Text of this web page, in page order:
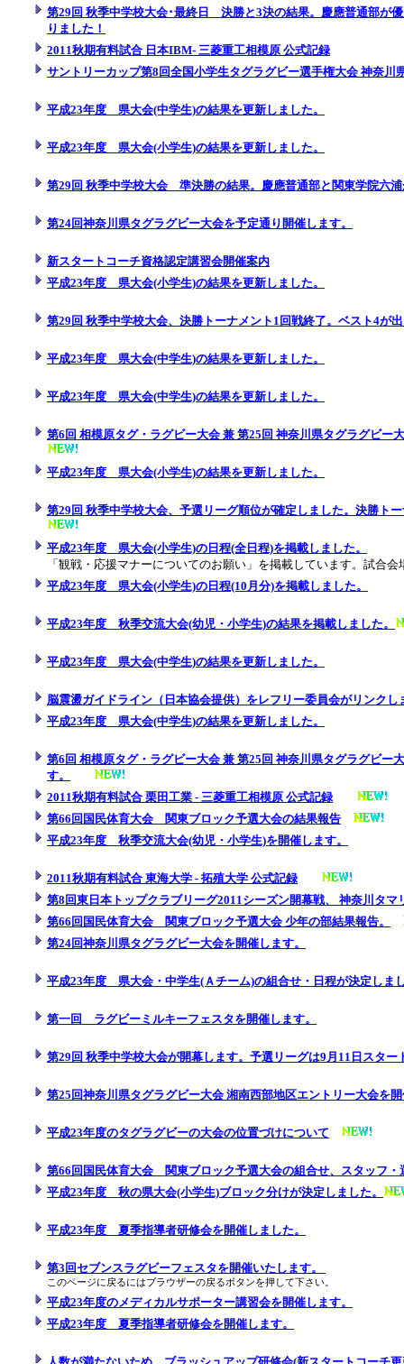
第29回 秋季中学校大会･最終日 決勝と3決の結果。慶應普通部が
りました！
2011秋期有料試合 日本IBM- 三菱重工相模原 公式記録
サントリーカップ第8回全国小学生タグラグビー選手権大会 神奈川
平成23年度 県大会(中学生)の結果を更新しました。
平成23年度 県大会(小学生)の結果を更新しました。
第29回 秋季中学校大会 準決勝の結果。慶應普通部と関東学院六
第24回神奈川県タグラグビー大会を予定通り開催します。
新スタートコーチ資格認定講習会開催案内
平成23年度 県大会(小学生)の結果を更新しました。
第29回 秋季中学校大会、決勝トーナメント1回戦終了。ベスト4が
平成23年度 県大会(中学生)の結果を更新しました。
平成23年度 県大会(中学生)の結果を更新しました。
第6回 相模原タグ・ラグビー大会 兼 第25回 神奈川県タグラグビー
平成23年度 県大会(小学生)の結果を更新しました。
第29回 秋季中学校大会、予選リーグ順位が確定しました。決勝ト
平成23年度 県大会(小学生)の日程(全日程)を掲載しました。
「観戦・応援マナーについてのお願い」を掲載しています。試合
平成23年度 県大会(小学生)の日程(10月分)を掲載しました。
平成23年度 秋季交流大会(幼児・小学生)の結果を掲載しました。
平成23年度 県大会(中学生)の結果を更新しました。
脳震盪ガイドライン（日本協会提供）をレフリー委員会がリンクし
平成23年度 県大会(中学生)の結果を更新しました。
第6回 相模原タグ・ラグビー大会 兼 第25回 神奈川県タグラグビー
す。
2011秋期有料試合 栗田工業 - 三菱重工相模原 公式記録
第66回国民体育大会 関東ブロック予選大会の結果報告
平成23年度 秋季交流大会(幼児・小学生)を開催します。
2011秋期有料試合 東海大学 - 拓殖大学 公式記録
第8回東日本トップクラブリーグ2011シーズン開幕戦、 神奈川タ
第66回国民体育大会 関東ブロック予選大会 少年の部結果報告。
第24回神奈川県タグラグビー大会を開催します。
平成23年度 県大会・中学生(Ａチーム)の組合せ・日程が決定しま
第一回 ラグビーミルキーフェスタを開催します。
第29回 秋季中学校大会が開幕します。予選リーグは9月11日スタ
第25回神奈川県タグラグビー大会 湘南西部地区エントリー大会を
平成23年度のタグラグビーの大会の位置づけについて
第66回国民体育大会 関東ブロック予選大会の組合せ、スタッフ・
平成23年度 秋の県大会(小学生)ブロック分けが決定しました。
平成23年度 夏季指導者研修会を開催しました。
第3回セブンスラグビーフェスタを開催いたします。
このページに戻るにはブラウザーの戻るボタンを押して下さい。
平成23年度のメディカルサポーター講習会を開催します。
平成23年度 夏季指導者研修会を開催します。